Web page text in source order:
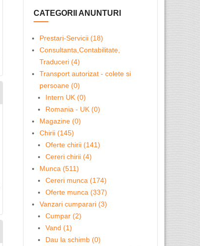
CATEGORII ANUNTURI
Prestari-Servicii (18)
Consultanta,Contabilitate,
Traduceri (4)
Transport autorizat - colete si
persoane (0)
Intern UK (0)
Romania - UK (0)
Magazine (0)
Chirii (145)
Oferte chirii (141)
Cereri chirii (4)
Munca (511)
Cereri munca (174)
Oferte munca (337)
Vanzari cumparari (3)
Cumpar (2)
Vand (1)
Dau la schimb (0)